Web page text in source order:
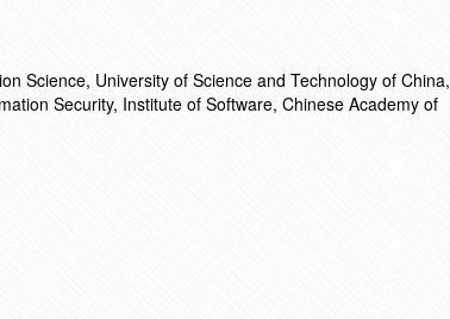
Science, University of Science and Technology of China,
Security, Institute of Software, Chinese Academy of